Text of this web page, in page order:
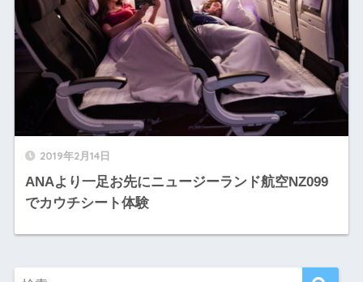
2019年2月14日
ANAより一足お先にニュージーランド航空NZ099
でカウチシート体験